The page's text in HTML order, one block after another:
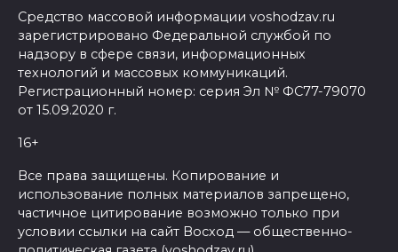
Средство массовой информации voshodzav.ru
зарегистрировано Федеральной службой по
надзору в сфере связи, информационных
технологий и массовых коммуникаций.
Регистрационный номер: серия Эл № ФС77-79070
от 15.09.2020 г.
16+
Все права защищены. Копирование и
использование полных материалов запрещено,
частичное цитирование возможно только при
условии ссылки на сайт Восход — общественно-